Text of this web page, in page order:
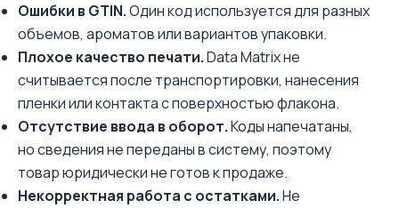
Ошибки в GTIN.Один код используется для разных
объемов, ароматов или вариантов упаковки.
Плохое качество печати.Data Matrix не
считывается после транспортировки, нанесения
пленки или контакта с поверхностью флакона.
Отсутствие ввода в оборот.Коды напечатаны,
но сведения не переданы в систему, поэтому
товар юридически не готов к продаже.
Некорректная работа с остатками.Не